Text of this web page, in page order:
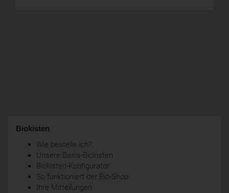
Biokisten
Wie bestelle ich?
Unsere Basis-Biokisten
Biokisten-Konfigurator
So funktioniert der Bio-Shop
Ihre Mitteilungen